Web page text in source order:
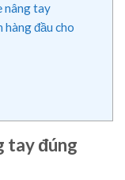
nâng tay
hàng đầu cho
tay đúng